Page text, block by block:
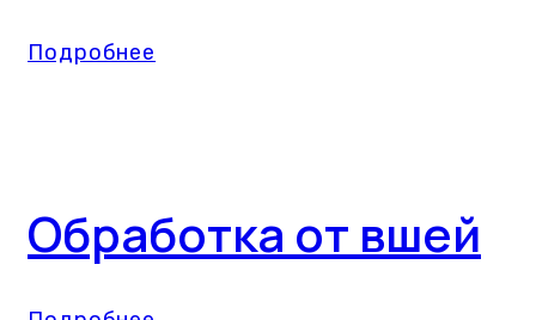
Подробнее
Обработка от вшей